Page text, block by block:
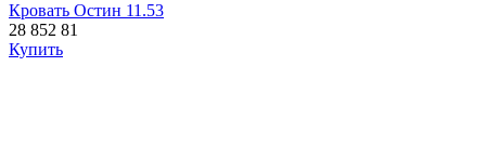
Кровать Остин 11.53
28 852 81
Купить